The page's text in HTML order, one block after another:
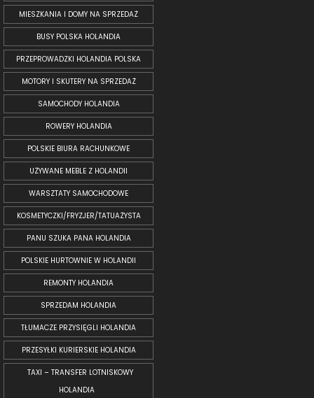
MIESZKANIA I DOMY NA SPRZEDAŻ
BUSY POLSKA HOLANDIA
PRZEPROWADZKI HOLANDIA POLSKA
MOTORY I SKUTERY NA SPRZEDAŻ
SAMOCHODY HOLANDIA
ROWERY HOLANDIA
POLSKIE BIURA RACHUNKOWE
UŻYWANE MEBLE Z HOLANDII
WARSZTATY SAMOCHODOWE
KOSMETYCZKI/FRYZJER/TATUAŻYSTA
PANU SZUKA PANA HOLANDIA
POLSKIE HURTOWNIE W HOLANDII
REMONTY HOLANDIA
SPRZEDAM HOLANDIA
TŁUMACZE PRZYSIĘGLI HOLANDIA
PRZESYŁKI KURIERSKIE HOLANDIA
TAXI – TRANSFER LOTNISKOWY
HOLANDIA